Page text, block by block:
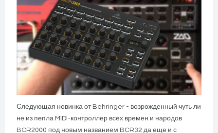
Следующая новинка от Behringer - возрожденный чуть ли
не из пепла MIDI-контроллер всех времен и народов
BCR2000 под новым названием BCR32 да еще и с